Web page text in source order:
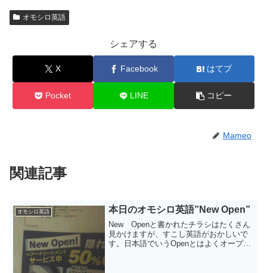
オモシロ英語
シェアする
X Facebook はてブ
Pocket LINE コピー
Mameo
関連記事
オモシロ英語 本日のオモシロ英語”New Open”
New Openと書かれたチラシはたくさん
見かけますが、すこし英語がおかしいで
す。日本語でいうOpenとはよくオープ